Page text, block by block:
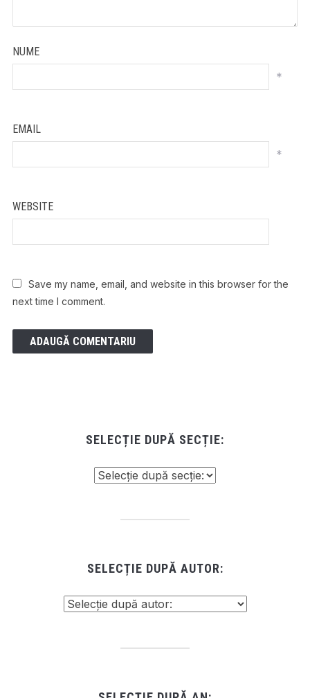
NUME
*
EMAIL
*
WEBSITE
Save my name, email, and website in this browser for the
next time I comment.
SELECȚIE DUPĂ SECȚIE:
SELECȚIE DUPĂ AUTOR: